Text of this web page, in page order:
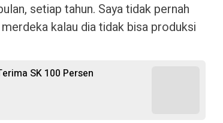
setiap tahun. Saya tidak pernah
kalau dia tidak bisa produksi
SK 100 Persen